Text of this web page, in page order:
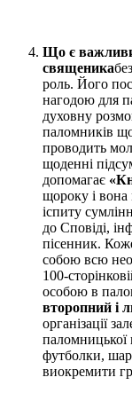
Що є
священика
роль. Його
нагодою для
духовну
паломників
проводить
щоденні
допомагає
щороку і вона
іспиту
до Сповіді,
пісенник.
собою всю
100-
особою в
второпний і
організації
паломницької
футболки,
виокремити